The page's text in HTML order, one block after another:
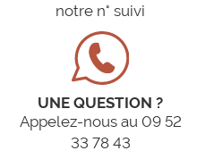
notre n° suivi
UNE QUESTION ?
Appelez-nous au 09 52
33 78 43